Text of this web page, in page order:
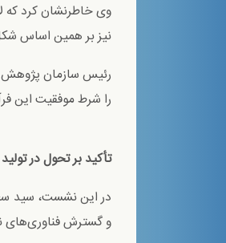
وی خاطرنشان کرد که
نیز بر همین اساس
رئیس سازمان پژوهش
را شرط موفقیت این
تأکید بر تحول در
در این نشست، سید
و گسترش فناوری‌های